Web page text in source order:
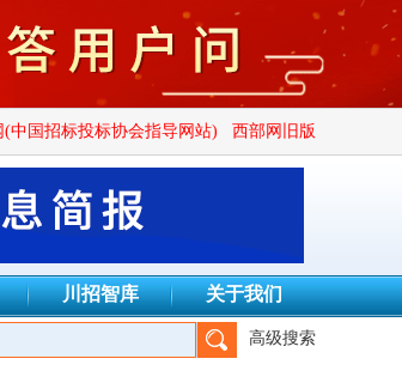
中国招标投标协会指导网站) 西部网旧版
川招智库 关于我们
司、四川正汇恒招标代理有限公司、四川
高级搜索